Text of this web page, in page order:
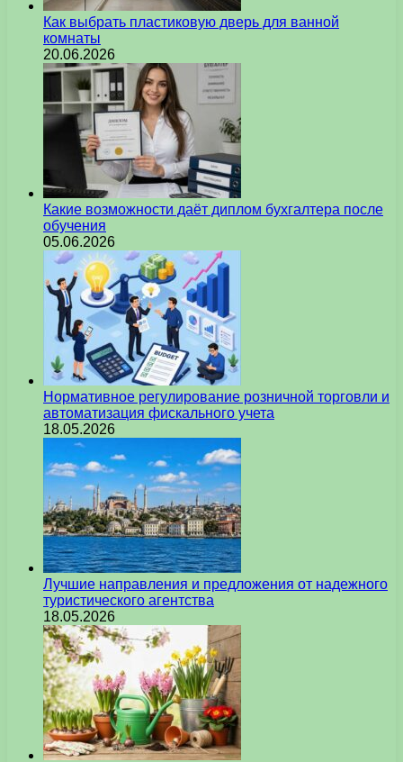
Как выбрать пластиковую дверь для ванной
комнаты
20.06.2026
Какие возможности даёт диплом бухгалтера после
обучения
05.06.2026
Нормативное регулирование розничной торговли и
автоматизация фискального учета
18.05.2026
Лучшие направления и предложения от надежного
туристического агентства
18.05.2026